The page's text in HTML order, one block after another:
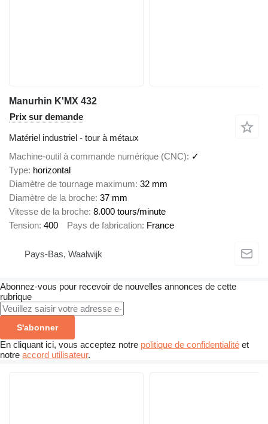
Manurhin K'MX 432
Prix sur demande
Matériel industriel - tour à métaux
Machine-outil à commande numérique (CNC)
✓
Type horizontal
Diamètre de tournage maximum 32 mm
Diamètre de la broche 37 mm
Vitesse de la broche 8.000 tours/minute
Tension 400 Pays de fabrication France
Pays-Bas, Waalwijk
Abonnez-vous pour recevoir de nouvelles annonces de cette
rubrique
S'abonner
En cliquant ici, vous acceptez notre politique de confidentialité et
notre accord utilisateur.